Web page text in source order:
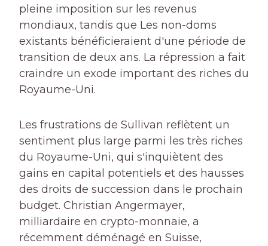
pleine imposition sur les revenus
mondiaux, tandis que Les non-doms
existants bénéficieraient d'une période de
transition de deux ans. La répression a fait
craindre un exode important des riches du
Royaume-Uni.
Les frustrations de Sullivan reflètent un
sentiment plus large parmi les très riches
du Royaume-Uni, qui s'inquiètent des
gains en capital potentiels et des hausses
des droits de succession dans le prochain
budget. Christian Angermayer,
milliardaire en crypto-monnaie, a
récemment déménagé en Suisse,